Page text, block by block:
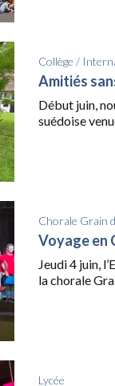
Collège /
Amitiés
Début juin,
suédoise
Chorale Grain
Voyage en
Jeudi 4 juin,
la chorale
Lycée